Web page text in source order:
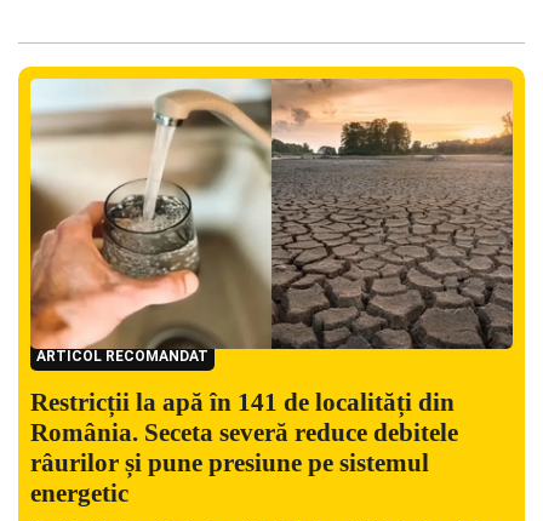
ARTICOL RECOMANDAT
Restricții la apă în 141 de localități din
România. Seceta severă reduce debitele
râurilor și pune presiune pe sistemul
energetic